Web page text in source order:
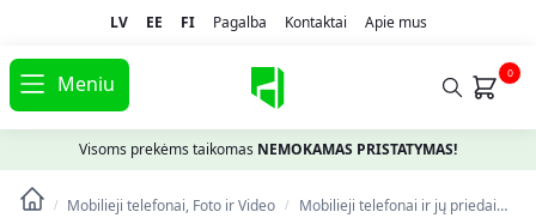
LV EE FI Pagalba Kontaktai Apie mus
Meniu 0
Visoms prekėms taikomas NEMOKAMAS PRISTATYMAS!
/ Mobilieji telefonai, Foto ir Video / Mobilieji telefonai ir jų priedai